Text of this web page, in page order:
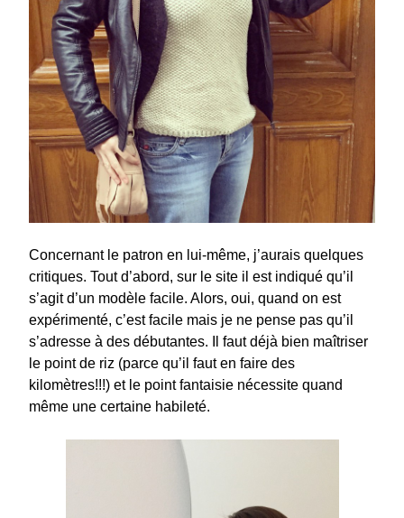
Concernant le patron en lui-même, j’aurais quelques
critiques. Tout d’abord, sur le site il est indiqué qu’il
s’agit d’un modèle facile. Alors, oui, quand on est
expérimenté, c’est facile mais je ne pense pas qu’il
s’adresse à des débutantes. Il faut déjà bien maîtriser
le point de riz (parce qu’il faut en faire des
kilomètres!!!) et le point fantaisie nécessite quand
même une certaine habileté.